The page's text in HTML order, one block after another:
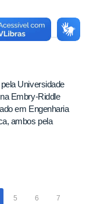
Universidade
Embry-Riddle
em Engenharia
ambos pela
5 6 7